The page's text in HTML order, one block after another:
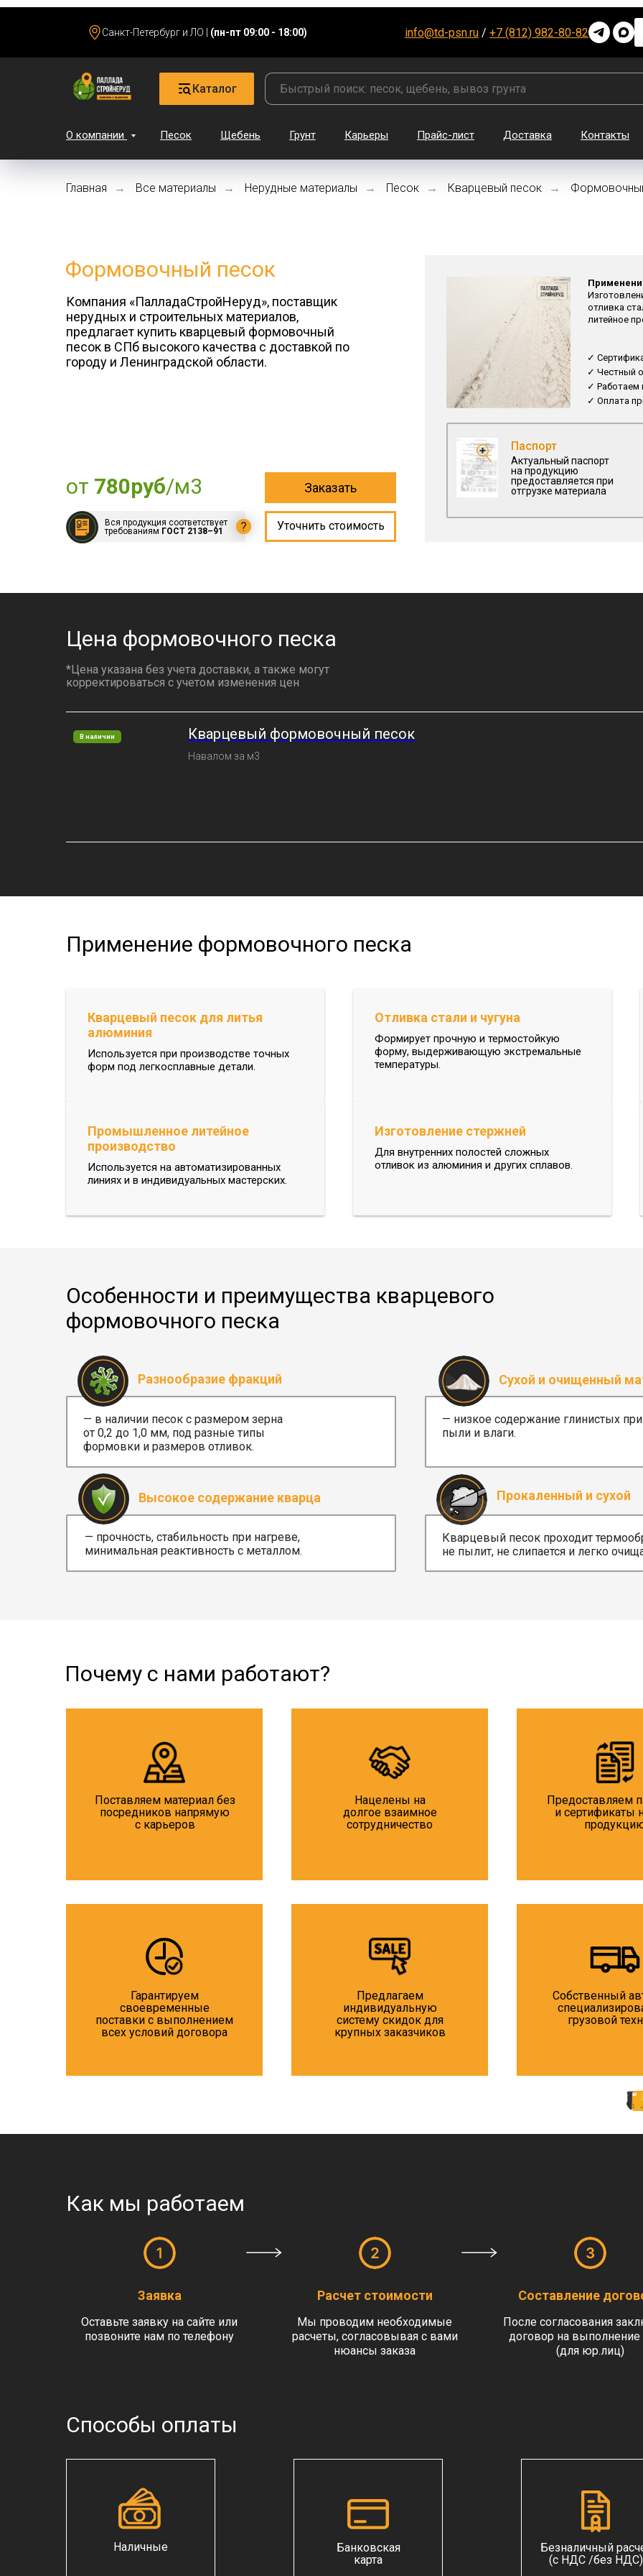
Санкт-Петербург и ЛО | (пн-пт 09:00 - 18:00) info@td-psn.ru / +7 (812) 982-80-82
Каталог
О компании Песок Щебень Грунт Карьеры Прайс-лист Доставка Контакты
Главная → Все материалы → Нерудные материалы → Песок → Кварцевый песок →
Формовочный песок
Компания «ПалладаСтройНеруд», поставщик
нерудных и строительных материалов,
предлагает купить кварцевый формовочный
песок в СПб высокого качества с доставкой по
городу и Ленинградской области.
Уточнить стоимость
Заказать
от 780руб/м3
Паспорт
Актуальный паспорт
на продукцию
предоставляется при
отгрузке материала
Вся продукция соответствует
требованиям ГОСТ 2138–91 ?
✓
✓ Честный
✓ Работаем
✓ Оплата
отливка
литейное
*Цена указана без учета доставки, а также могут
корректироваться с учетом изменения цен
Цена формовочного песка
В наличии Кварцевый формовочный песок
Навалом за м3
Применение формовочного песка
Кварцевый песок для литья
алюминия
Используется при производстве точных
форм под легкосплавные детали.
Отливка стали и чугуна
Формирует прочную и термостойкую
форму, выдерживающую экстремальные
температуры.
Промышленное литейное
производство
Используется на автоматизированных
линиях и в индивидуальных мастерских.
Изготовление стержней
Для внутренних полостей сложных
отливок из алюминия и других сплавов.
Особенности и преимущества кварцевого
формовочного песка
Высокое содержание кварца
— прочность, стабильность при нагреве,
минимальная реактивность с металлом.
Разнообразие фракций
— в наличии песок с размером зерна
от 0,2 до 1,0 мм, под разные типы
формовки и размеров отливок.
Сухой и очищенный
— низкое содержание глинистых
пыли и влаги.
Прокаленный и сухой
Кварцевый песок проходит
не пылит, не слипается и легко
Почему с нами работают?
Предоставляем
и сертификаты
Предлагаем
индивидуальную
систему скидок для
крупных заказчиков
Поставляем материал без
посредников напрямую
с карьеров
Нацелены на
долгое взаимное
сотрудничество
Гарантируем
своевременные
поставки с выполнением
всех условий договора
Собственный
грузовой
Как мы работаем
Заявка
Оставьте заявку на сайте или
позвоните нам по телефону
Расчет стоимости
Мы проводим необходимые
расчеты, согласовывая с вами
нюансы заказа
Составление
После согласования
договор на выполнение
(для юр.лиц)
Способы оплаты
Наличные
Банковская
карта
Безналичный
(с НДС /без НДС)